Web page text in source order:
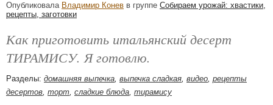
Опубликовала Владимир Конев в группе Собираем урожай: хвастики,
рецепты, заготовки
Как приготовить итальянский десерт
ТИРАМИСУ. Я готовлю.
Разделы: домашняя выпечка, выпечка сладкая, видео, рецепты
десертов, торт, сладкие блюда, тирамису